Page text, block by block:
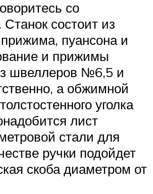
со
состоит из
пуансона и
и прижимы
швеллеров №6,5 и
а обжимной
уголка
лист
стали для
ручки подойдет
скоба диаметром от